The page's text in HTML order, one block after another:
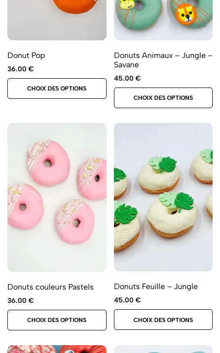
Donut Pop
36.00 €
CHOIX DES OPTIONS
Donuts Animaux – Jungle –
Savane
45.00 €
CHOIX DES OPTIONS
Donuts couleurs Pastels
36.00 €
CHOIX DES OPTIONS
Donuts Feuille – Jungle
45.00 €
CHOIX DES OPTIONS